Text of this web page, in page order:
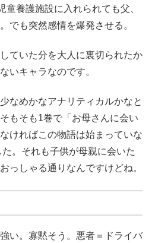
養護施設に入れられても父、
でも突然感情を爆発させる。
ていた分を大人に裏切られたか
いキャラなのです。
なめかなアナリティカルかなと
もそも1巻で「お母さんに会い
ければこの物語は始まっていな
。それも子供が母親に会いた
っしゃる通りなんですけどね。
い。寡黙そう。悪者＝ドライバ